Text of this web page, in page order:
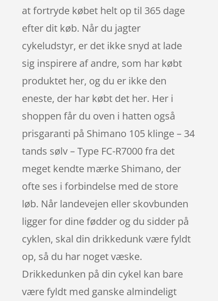
at fortryde købet helt op til 365 dage
efter dit køb. Når du jagter
cykeludstyr, er det ikke snyd at lade
sig inspirere af andre, som har købt
produktet her, og du er ikke den
eneste, der har købt det her. Her i
shoppen får du oven i hatten også
prisgaranti på Shimano 105 klinge – 34
tands sølv – Type FC-R7000 fra det
meget kendte mærke Shimano, der
ofte ses i forbindelse med de store
løb. Når landevejen eller skovbunden
ligger for dine fødder og du sidder på
cyklen, skal din drikkedunk være fyldt
op, så du har noget væske.
Drikkedunken på din cykel kan bare
være fyldt med ganske almindeligt